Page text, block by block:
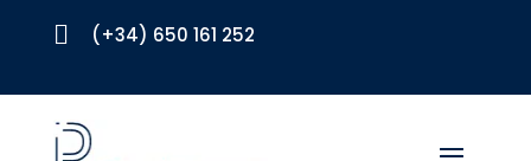
 (+34) 650 161 252